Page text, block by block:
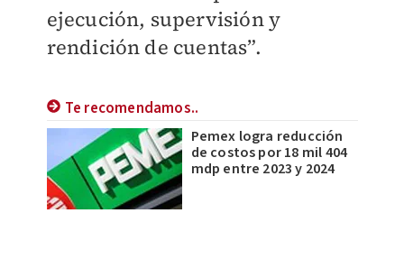
ejecución, supervisión y
rendición de cuentas”.
Te recomendamos..
Pemex logra reducción
de costos por 18 mil 404
mdp entre 2023 y 2024